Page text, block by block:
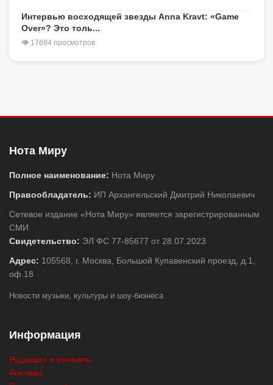
Интервью восходящей звезды Anna Kravt: «Game
Over»? Это толь...
👁 17684 просмотров
Нота Миру
Полное наименование: Нота Миру
Правообладатель: ИП Архангельский Дмитрий Николаевич
Сетевое издание «Нота Миру» является зарегистрированным
СМИ
Свидетельство: ЭЛ ФС 77-85677 от 28.07.2023
Адрес: 105568, г. Москва, Большой Купавенский проезд, д.1,
оф.18
Новости музыки, культуры и шоу-бизнеса
Информация
Редакция и контакты
Реклама